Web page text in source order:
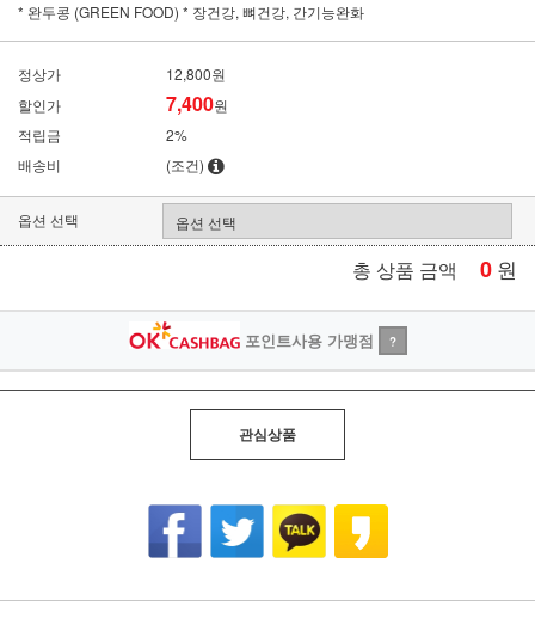
* 완두콩 (GREEN FOOD) * 장건강, 뼈건강, 간기능완화
정상가
12,800원
할인가
7,400원
적립금
2%
배송비
(조건)
옵션 선택
총 상품 금액 0 원
포인트사용 가맹점 ?
관심상품